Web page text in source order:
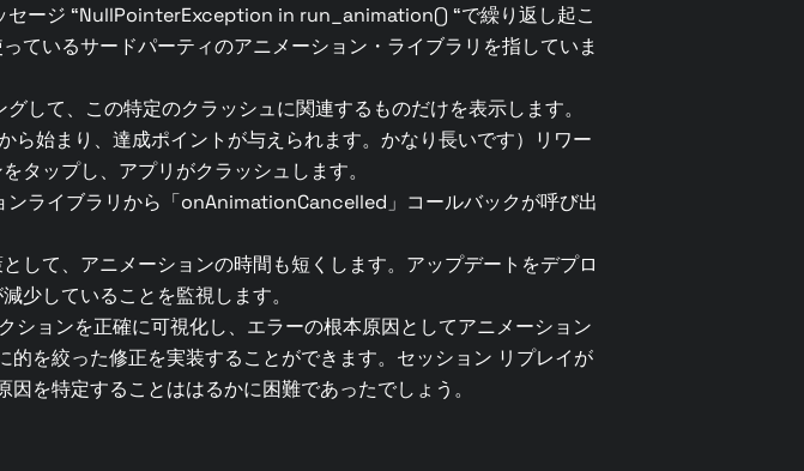
セージ “NullPointerException in run_animation() “で繰り返し起こ
ているサードパーティのアニメーション・ライブラリを指していま
して、この特定のクラッシュに関連するものだけを表示します。
ら始まり、達成ポイントが与えられます。かなり長いです）リワー
タップし、アプリがクラッシュします。
ライブラリから「onAnimationCancelled」コールバックが呼び出
して、アニメーションの時間も短くします。アップデートをデプロ
少していることを監視します。
ョンを正確に可視化し、エラーの根本原因としてアニメーション
を絞った修正を実装することができます。セッション リプレイが
を特定することははるかに困難であったでしょう。